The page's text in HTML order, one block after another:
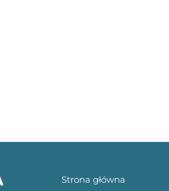
Strona główna